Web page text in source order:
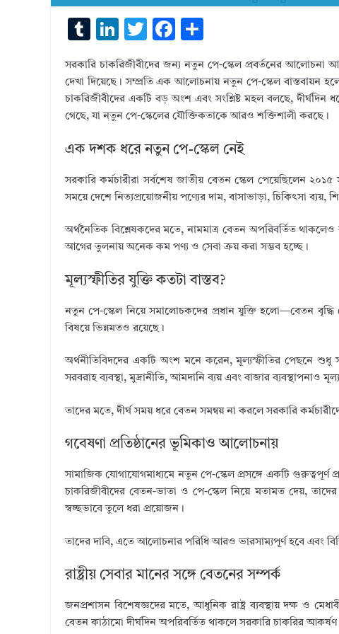
T
m
bl
r
Li
k
e
dI
n
T
it
te
r
F
e
b
o
o
ar
e
সরকারি চাকরিজীবীদের জন্য নতুন পে-স্কেল প্রবর্তনের আলোচনা
দেখা দিয়েছে। সম্প্রতি এক আলোচনায় নতুন পে-স্কেল বাস্তবায়ন
চাকরিজীবীদের একটি বড় অংশ এবং সংশ্লিষ্ট মহল বলছে,
গেছে, যা নতুন পে-স্কেলের যৌক্তিকতাকে আরও শক্তিশালী করছে।
এক দশক ধরে নতুন পে-স্কেল নেই
সরকারি কর্মচারীরা সর্বশেষ জাতীয় বেতন স্কেল পেয়েছিলেন
সময়ে দেশে নিত্যপ্রয়োজনীয় পণ্যের দাম, বাসাভাড়া, চিকিৎসা ব্যয়,
অর্থনৈতিক বিশ্লেষকদের মতে, নামমাত্র বেতন অপরিবর্তিত
আগের তুলনায় অনেক কম পণ্য ও সেবা ক্রয় করা সম্ভব হচ্ছে।
মূল্যস্ফীতির যুক্তি কতটা বাস্তব?
নতুন পে-স্কেল নিয়ে সমালোচকদের প্রধান যুক্তি হলো—বেতন
বিষয়ে ভিন্নমতও রয়েছে।
অর্থনীতিবিদদের একটি অংশ মনে করেন, মূল্যস্ফীতির পেছনে শুধু
সরবরাহ ব্যবস্থা, মুদ্রানীতি, আমদানি ব্যয় এবং বাজার ব্যবস্থাপনাও
তাদের মতে, দীর্ঘ সময় ধরে বেতন সমন্বয় না করলে সরকারি
গবেষণা প্রতিষ্ঠানের ভূমিকাও আলোচনায়
সামাজিক যোগাযোগমাধ্যমে নতুন পে-স্কেল প্রসঙ্গে একটি গুরুত্বপূর্ণ
চাকরিজীবীদের বেতন-ভাতা ও পে-স্কেল নিয়ে মতামত দেয়,
স্বচ্ছভাবে তুলে ধরা প্রয়োজন।
তাদের দাবি, এতে আলোচনার পরিধি আরও ভারসাম্যপূর্ণ হবে এবং
রাষ্ট্রীয় সেবার মানের সঙ্গে বেতনের সম্পর্ক
জনপ্রশাসন বিশেষজ্ঞদের মতে, আধুনিক রাষ্ট্র ব্যবস্থায় দক্ষ ও
বেতন কাঠামো দীর্ঘদিন অপরিবর্তিত থাকলে সরকারি চাকরির